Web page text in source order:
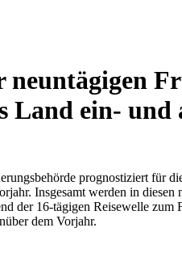
neuntägigen
Land ein- und
prognostiziert für
Insgesamt werden in
der 16-tägigen Reisewelle
dem Vorjahr.